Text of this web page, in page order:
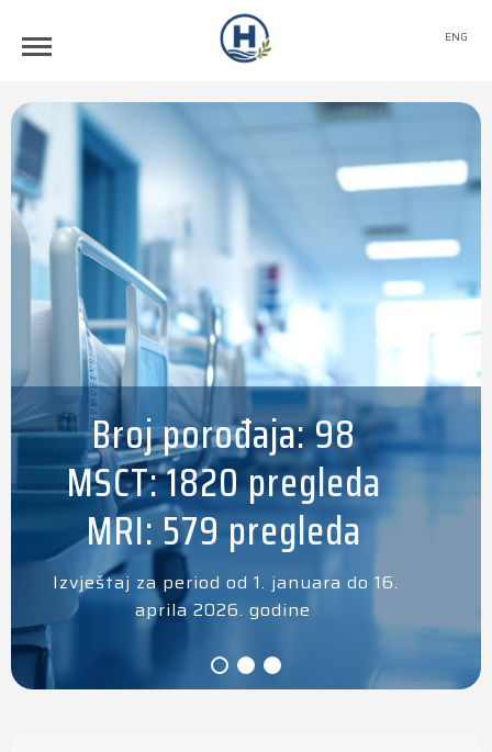
ENG
Broj porođaja: 98
MSCT: 1820 pregleda
MRI: 579 pregleda
Izvještaj za period od 1. januara do 16.
aprila 2026. godine